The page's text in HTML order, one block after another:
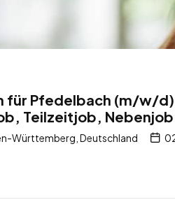
für Pfedelbach (m/w/
Teilzeitjob, Nebenjob
Württemberg, Deutschland